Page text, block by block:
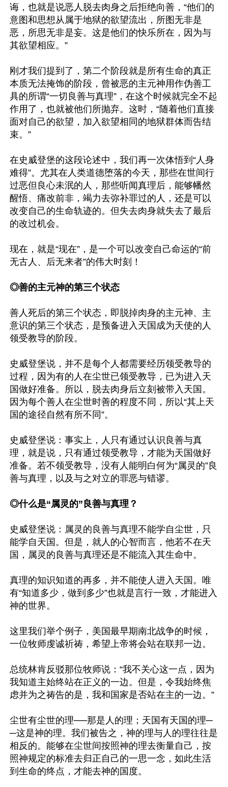
诲，也就是说恶人脱去肉身之后拒绝向善，“他们的
意图和思想从属于地狱的欲望流出，所图无非是
恶，所思无非是妄。这是他们的快乐所在，因为与
其欲望相应。”
刚才我们提到了，第二个阶段就是所有生命的真正
本质无法掩饰的阶段，曾被恶的主元神用作伪善工
具的所谓“一切良善与真理”，在这个时候就完全不起
作用了，也就被他们所抛弃。这时，“随着他们直接
面对自己的欲望，加入欲望相同的地狱群体而告结
束。”
在史威登堡的这段论述中，我们再一次体悟到“人身
难得”。尤其在人类道德堕落的今天，那些在世间行
过恶但良心未泯的人，那些听闻真理后，能够幡然
醒悟、痛改前非，竭力去弥补罪过的人，还是可以
改变自己的生命轨迹的。但失去肉身就失去了最后
的改过机会。
现在，就是“现在”，是一个可以改变自己命运的“前
无古人、后无来者”的伟大时刻！
◎善的主元神的第三个状态
善人死后的第三个状态，即脱掉肉身的主元神、主
意识的第三个状态，是预备进入天国成为天使的人
领受教导的阶段。
史威登堡说，并不是每个人都需要经历领受教导的
过程，因为有的人在尘世已领受教导，已为进入天
国做好准备。所以，脱去肉身后立刻被带入天国。
因为每个善人在尘世时善的程度不同，所以“其上天
国的途径自然有所不同”。
史威登堡说：事实上，人只有通过认识良善与真
理，就是说，只有通过领受教导，才能为天国做好
准备。若不领受教导，没有人能明白何为“属灵的”良
善与真理，以及与之对立的罪恶与错谬。
◎什么是“属灵的”良善与真理？
史威登堡说：属灵的良善与真理不能学自尘世，只
能学自天国。但是，就人的心智而言，他若不在天
国，属灵的良善与真理还是不能流入其生命中。
真理的知识知道的再多，并不能使人进入天国。唯
有“知道多少，做到多少”也就是言行一致，才能进入
神的世界。
这里我们举个例子，美国最早期南北战争的时候，
一位牧师虔诚祈祷，希望上帝将会站在联邦一边。
总统林肯反驳那位牧师说：“我不关心这一点，因为
我知道主始终站在正义的一边。但是，令我始终焦
虑并为之祷告的是，我和国家是否站在主的一边。”
尘世有尘世的理──那是人的理；天国有天国的理─
─这是神的理。我们被告之，神的理与人的理往往是
相反的。能够在尘世间按照神的理去衡量自己，按
照神规定的标准去归正自己的一思一念，如此生活
到生命的终点，才能去神的国度。